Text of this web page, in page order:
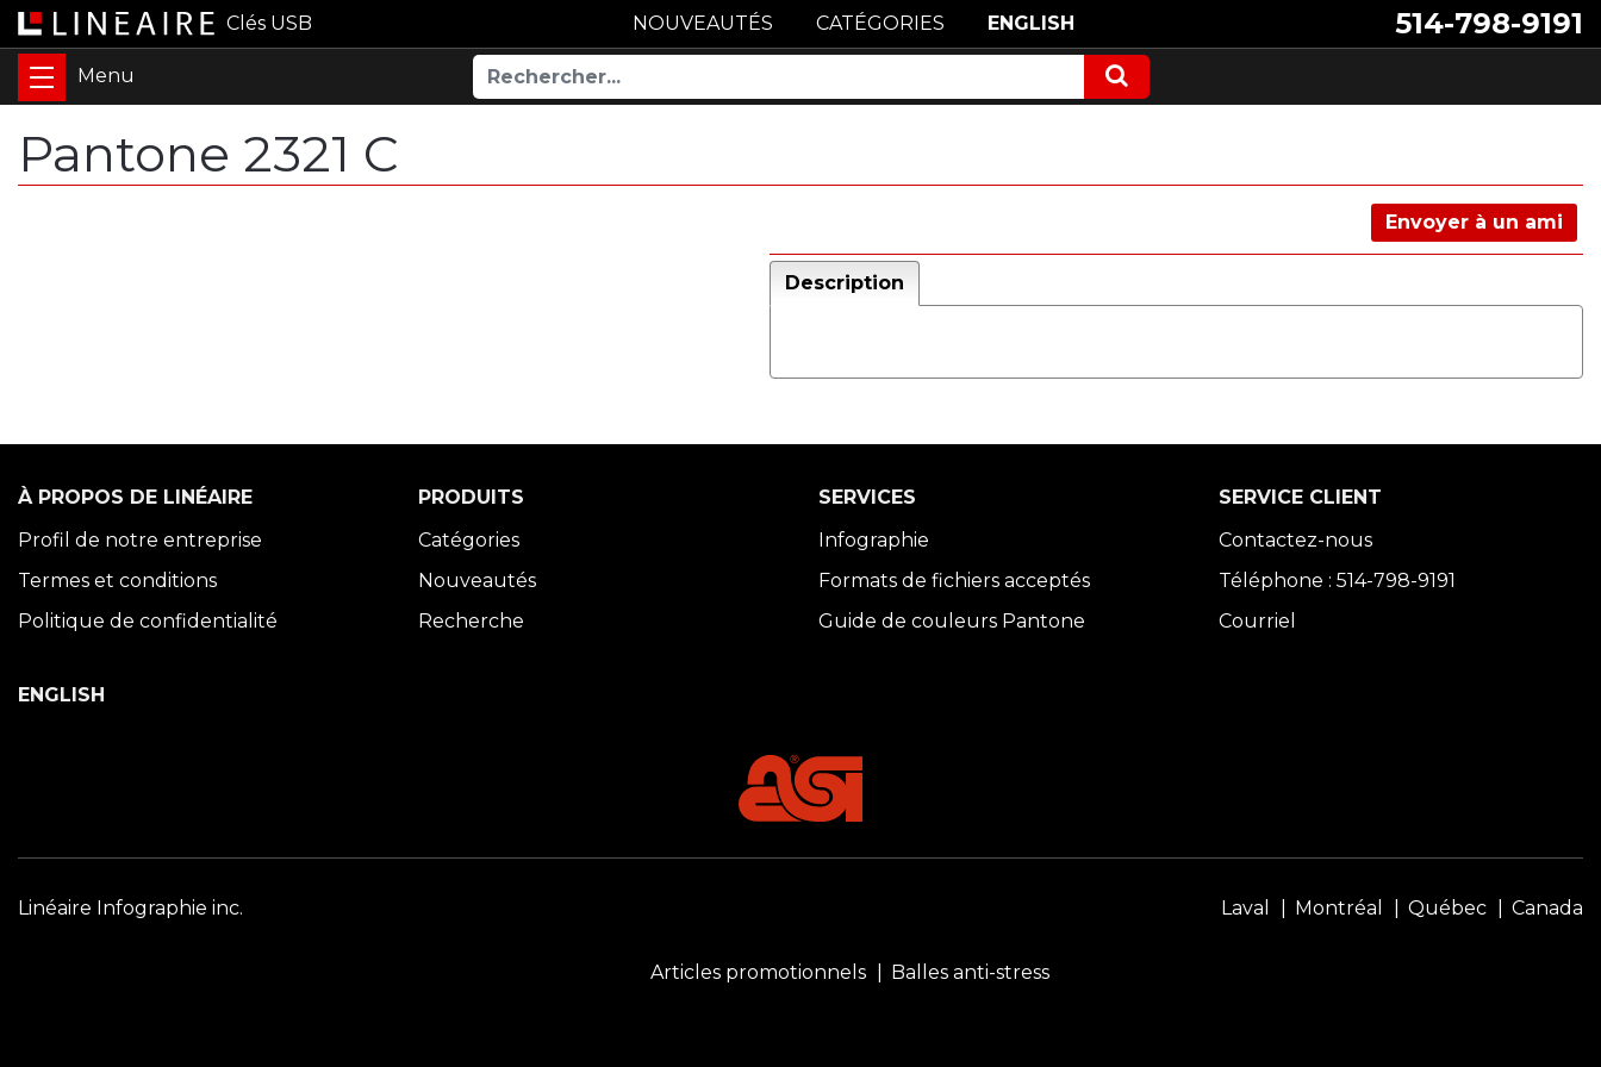
Clés USB 514-798-9191
NOUVEAUTÉS CATÉGORIES ENGLISH
Pantone 2321 C
Envoyer à un ami
Description
À PROPOS DE LINÉAIRE
Profil de notre entreprise
Termes et conditions
Politique de confidentialité
PRODUITS
Catégories
Nouveautés
Recherche
SERVICES
Infographie
Formats de fichiers acceptés
Guide de couleurs Pantone
SERVICE CLIENT
Contactez-nous
Téléphone : 514-798-9191
Courriel
ENGLISH
Linéaire Infographie inc. Laval Montréal Québec Canada
Articles promotionnels Balles anti-stress